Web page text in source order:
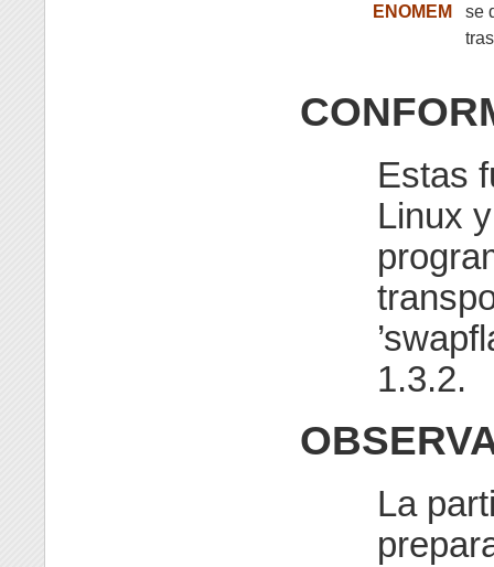
ENOMEM
se
Estas
Linux
1.3.2.
La